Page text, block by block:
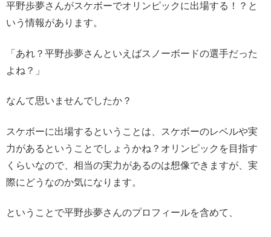
平野歩夢さんがスケボーでオリンピックに出場する！？と
いう情報があります。
「あれ？平野歩夢さんといえばスノーボードの選手だった
よね？」
なんて思いませんでしたか？
スケボーに出場するということは、スケボーのレベルや実
力があるということでしょうかね？オリンピックを目指す
くらいなので、相当の実力があるのは想像できますが、実
際にどうなのか気になります。
ということで平野歩夢さんのプロフィールを含めて、